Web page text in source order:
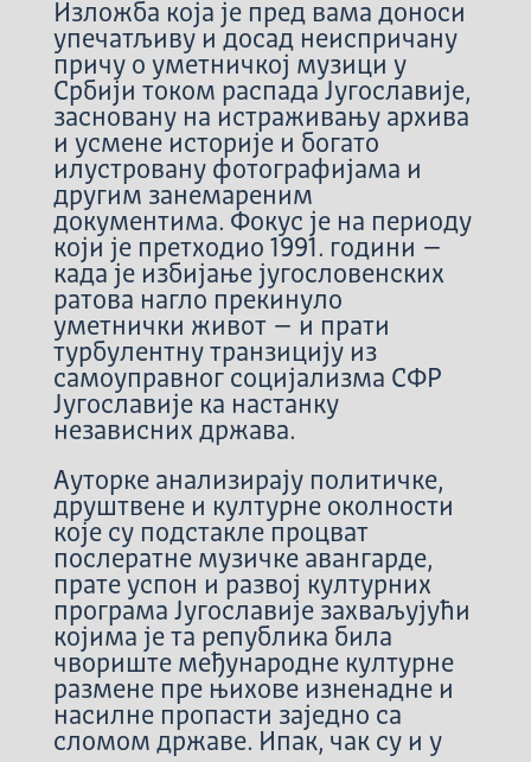
Изложба која је пред вама доноси
упечатљиву и досад неиспричану
причу о уметничкој музици у
Србији током распада Југославије,
засновану на истраживању архива
и усмене историје и богато
илустровану фотографијама и
другим занемареним
документима. Фокус је на периоду
који је претходио 1991. години –
када је избијање југословенских
ратова нагло прекинуло
уметнички живот – и прати
турбулентну транзицију из
самоуправног социјализма СФР
Југославије ка настанку
независних држава.
Ауторке анализирају политичке,
друштвене и културне околности
које су подстакле процват
послератне музичке авангарде,
прате успон и развој културних
програма Југославије захваљујући
којима је та република била
чвориште међународне културне
размене пре њихове изненадне и
насилне пропасти заједно са
сломом државe. Ипак, чак су и у